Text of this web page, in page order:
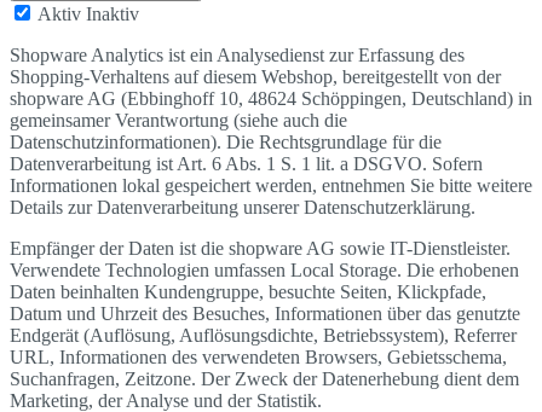
Aktiv Inaktiv
Shopware Analytics ist ein Analysedienst zur Erfassung des
Shopping-Verhaltens auf diesem Webshop, bereitgestellt von der
shopware AG (Ebbinghoff 10, 48624 Schöppingen, Deutschland) in
gemeinsamer Verantwortung (siehe auch die
Datenschutzinformationen). Die Rechtsgrundlage für die
Datenverarbeitung ist Art. 6 Abs. 1 S. 1 lit. a DSGVO. Sofern
Informationen lokal gespeichert werden, entnehmen Sie bitte weitere
Details zur Datenverarbeitung unserer Datenschutzerklärung.
Empfänger der Daten ist die shopware AG sowie IT-Dienstleister.
Verwendete Technologien umfassen Local Storage. Die erhobenen
Daten beinhalten Kundengruppe, besuchte Seiten, Klickpfade,
Datum und Uhrzeit des Besuches, Informationen über das genutzte
Endgerät (Auflösung, Auflösungsdichte, Betriebssystem), Referrer
URL, Informationen des verwendeten Browsers, Gebietsschema,
Suchanfragen, Zeitzone. Der Zweck der Datenerhebung dient dem
Marketing, der Analyse und der Statistik.